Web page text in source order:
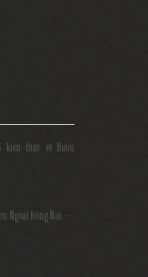
kiến thức về Rượu
Ngoại Đồng Nai –